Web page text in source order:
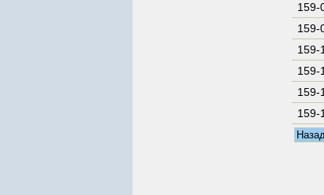
159-
159-
159-
159-
159-
159-